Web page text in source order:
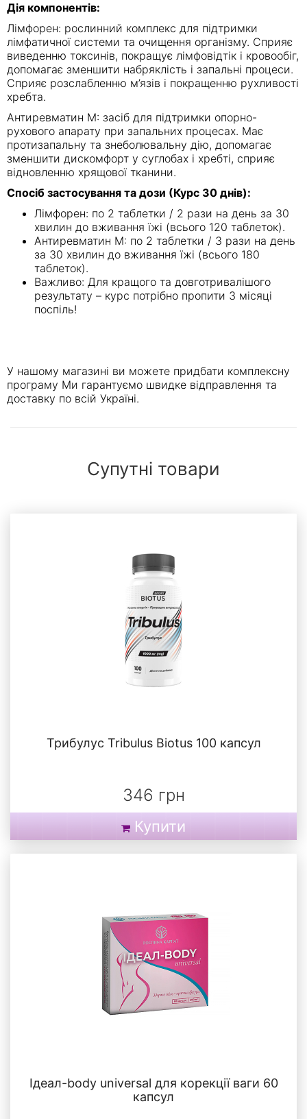
Дія компонентів:
Лімфорен: рослинний комплекс для підтримки
лімфатичної системи та очищення організму. Сприяє
виведенню токсинів, покращує лімфовідтік і кровообіг,
допомагає зменшити набряклість і запальні процеси.
Сприяє розслабленню м’язів і покращенню рухливості
хребта.
Антиревматин М: засіб для підтримки опорно-
рухового апарату при запальних процесах. Має
протизапальну та знеболювальну дію, допомагає
зменшити дискомфорт у суглобах і хребті, сприяє
відновленню хрящової тканини.
Спосіб застосування та дози (Курс 30 днів):
Лімфорен: по 2 таблетки / 2 рази на день за 30
хвилин до вживання їжі (всього 120 таблеток).
Антиревматин М: по 2 таблетки / 3 рази на день
за 30 хвилин до вживання їжі (всього 180
таблеток).
Важливо: Для кращого та довготривалішого
результату – курс потрібно пропити 3 місяці
поспіль!
У нашому магазині ви можете придбати комплексну
програму Ми гарантуємо швидке відправлення та
доставку по всій Україні.
Супутні товари
Трибулус Tribulus Biotus 100 капсул
346 грн
Купити
Ідеал-body universal для корекції ваги 60
капсул